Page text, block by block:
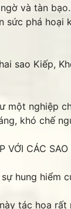
và tàn
sức phá
sao Kiếp,
một nghiệp
khó chế
VỚI CÁC SAO
hung hiểm
tác họa